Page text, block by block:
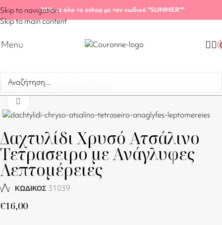
Skip to navigation
Skip to main content
-20%σε όλο το eshop με τον κωδικό "SUMMER""
Menu
Αρχική σελίδα
Δαχτυλίδι Χρυσό Ατσάλινο
Τετρασειρο με Ανάγλυφες
Λεπτομέρειες
ΚΩΔΙΚΟΣ 31039
€16,00